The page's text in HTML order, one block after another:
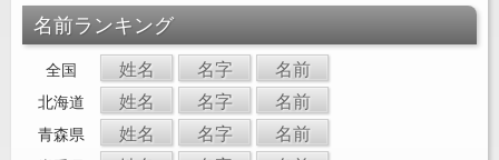
名前ランキング
全国 姓名 名字 名前
北海道 姓名 名字 名前
青森県 姓名 名字 名前